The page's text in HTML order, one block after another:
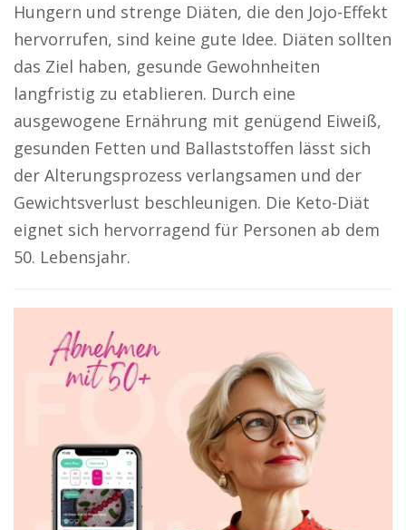
Hungern und strenge Diäten, die den Jojo-Effekt
hervorrufen, sind keine gute Idee. Diäten sollten
das Ziel haben, gesunde Gewohnheiten
langfristig zu etablieren. Durch eine
ausgewogene Ernährung mit genügend Eiweiß,
gesunden Fetten und Ballaststoffen lässt sich
der Alterungsprozess verlangsamen und der
Gewichtsverlust beschleunigen. Die Keto-Diät
eignet sich hervorragend für Personen ab dem
50. Lebensjahr.